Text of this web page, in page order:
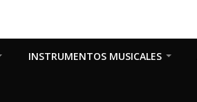
INSTRUMENTOS MUSICALES